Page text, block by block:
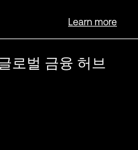
Rick Moore
Learn more
로벌 금융 허브